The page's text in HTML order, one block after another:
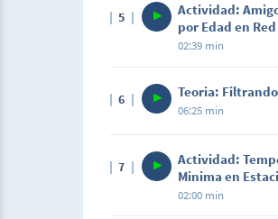
5
Actividad:
por Edad en
02:39 min
6 Teoria:
06:25 min
7
Actividad:
Minima en
02:00 min